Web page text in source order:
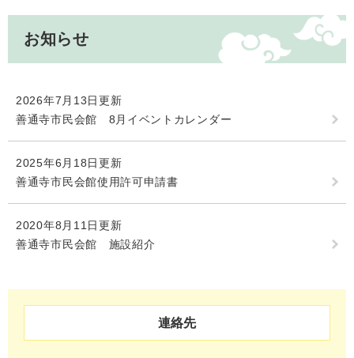
お知らせ
2026年7月13日更新
善通寺市民会館 8月イベントカレンダー
2025年6月18日更新
善通寺市民会館使用許可申請書
2020年8月11日更新
善通寺市民会館 施設紹介
連絡先